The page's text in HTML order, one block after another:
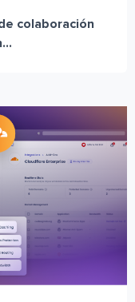
colaboración